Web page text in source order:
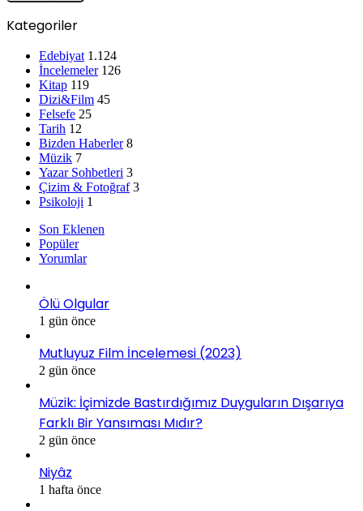
Kategoriler
Edebiyat 1.124
İncelemeler 126
Kitap 119
Dizi&Film 45
Felsefe 25
Tarih 12
Bizden Haberler 8
Müzik 7
Yazar Sohbetleri 3
Çizim & Fotoğraf 3
Psikoloji 1
Son Eklenen
Popüler
Yorumlar
Ölü Olgular
1 gün önce
Mutluyuz Film İncelemesi (2023)
2 gün önce
Müzik: İçimizde Bastırdığımız Duyguların Dışarıya
Farklı Bir Yansıması Mıdır?
2 gün önce
Niyâz
1 hafta önce